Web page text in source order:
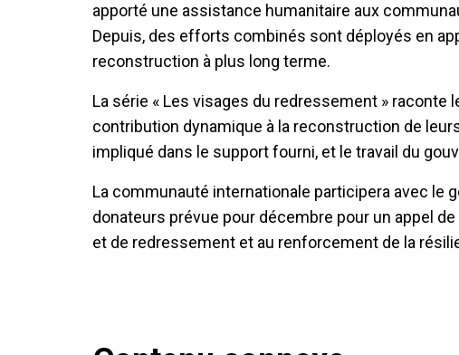
apporté une assistance humanitaire aux
Depuis, des efforts combinés sont déployés en
reconstruction à plus long terme.
La série « Les visages du redressement »
contribution dynamique à la reconstruction de
impliqué dans le support fourni, et le travail du
La communauté internationale participera avec le
donateurs prévue pour décembre pour un appel
et de redressement et au renforcement de la